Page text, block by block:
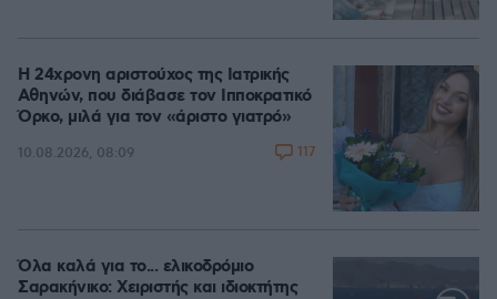
Η 24χρονη αριστούχος της Ιατρικής
Αθηνών, που διάβασε τον Ιπποκρατικό
Όρκο, μιλά για τον «άριστο γιατρό»
10.08.2026, 08:09 117
Όλα καλά για το... ελικοδρόμιο
Σαρακήνικο: Χειριστής και ιδιοκτήτης